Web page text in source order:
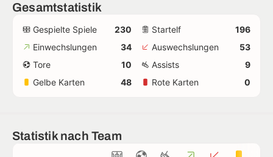
Gesamtstatistik
Gespielte Spiele 230 Startelf
196
Einwechslungen
34 Auswechslungen
53
Tore
10 Assists
9
Gelbe Karten
48 Rote Karten 0
Statistik nach Team